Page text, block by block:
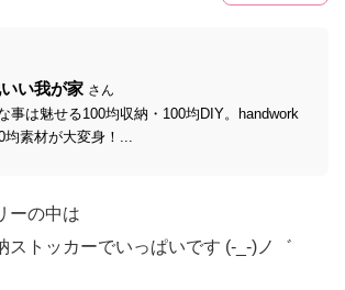
い我が家 さん
事は魅せる100均収納・100均DIY。handwork
均素材が大変身！...
ーの中は
ストッカーでいっぱいです (-_-)ノ゛